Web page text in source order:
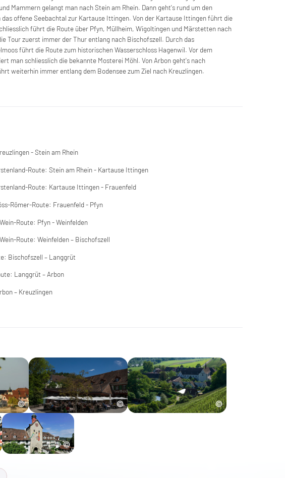
Mammern gelangt man nach Stein am Rhein. Dann geht's rund um den
offene Seebachtal zur Kartause Ittingen. Von der Kartause Ittingen führt die
führt die Route über Pfyn, Müllheim, Wigoltingen und Märstetten nach
Tour zuerst immer der Thur entlang nach Bischofszell. Durch das
führt die Route zum historischen Wasserschloss Hagenwil. Vor dem
man schliesslich die bekannte Mosterei Möhl. Von Arbon geht's nach
weiterhin immer entlang dem Bodensee zum Ziel nach Kreuzlingen.
- Stein am Rhein
Route: Stein am Rhein - Kartause Ittingen
Route: Kartause Ittingen - Frauenfeld
Römer-Route: Frauenfeld - Pfyn
Route: Pfyn - Weinfelden
Route: Weinfelden – Bischofszell
Bischofszell – Langgrüt
Langgrüt – Arbon
– Kreuzlingen